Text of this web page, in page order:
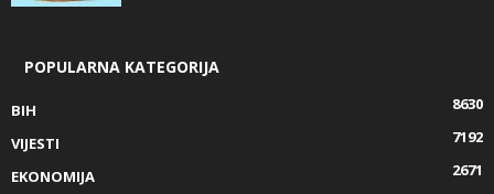
POPULARNA KATEGORIJA
BIH
8630
VIJESTI
7192
EKONOMIJA
2671